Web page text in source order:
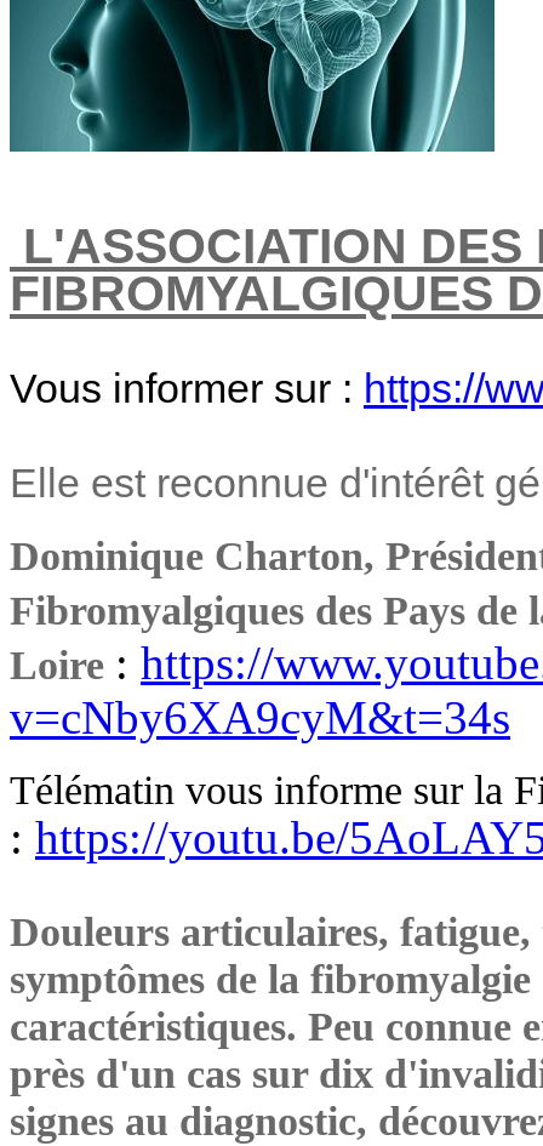
L'ASSOCIATION DES
FIBROMYALGIQUES
Vous informer sur : https://
Elle est reconnue d'intérêt
Dominique Charton,
Fibromyalgiques des Pays de
Loire : https://
v=cNby6XA9cyM&t=34s
Télématin vous informe sur la
: https://youtu.be/
Douleurs articulaires,
symptômes de la
caractéristiques. Peu connue
près d'un cas sur dix
signes au diagnostic,